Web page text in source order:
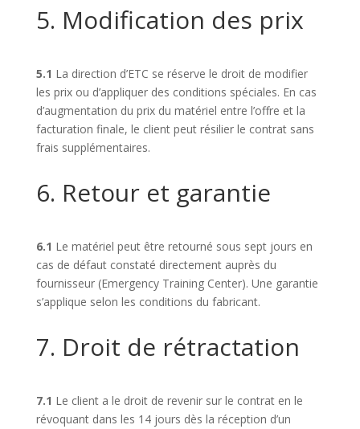
5. Modification des prix
5.1 La direction d’ETC se réserve le droit de modifier
les prix ou d’appliquer des conditions spéciales. En cas
d’augmentation du prix du matériel entre l’offre et la
facturation finale, le client peut résilier le contrat sans
frais supplémentaires.
6. Retour et garantie
6.1 Le matériel peut être retourné sous sept jours en
cas de défaut constaté directement auprès du
fournisseur (Emergency Training Center). Une garantie
s’applique selon les conditions du fabricant.
7. Droit de rétractation
7.1 Le client a le droit de revenir sur le contrat en le
révoquant dans les 14 jours dès la réception d’un